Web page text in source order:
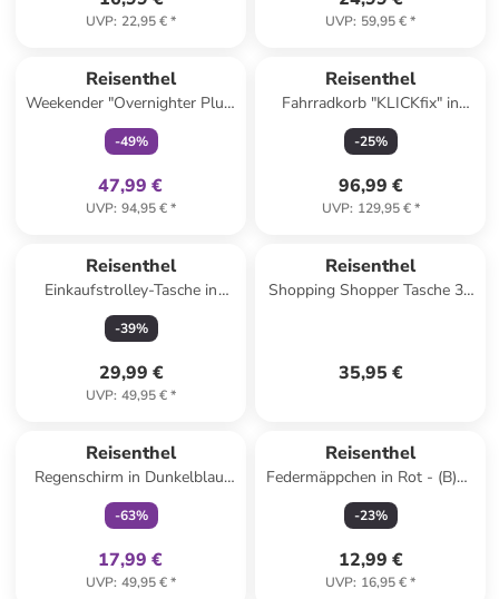
UVP: 22,95 €* UVP: 59,95 €*
Reisenthel
Weekender "Overnighter Plus"
in Blau - (B)70 x (H)38 x (T)29
cm
-49%
47,99 €
UVP: 94,95 €*
Reisenthel
Fahrradkorb "KLICKfix" in
Bunt - (B)45 x (H)40 x (T)40
cm
-25%
96,99 €
UVP: 129,95 €*
Reisenthel
Einkaufstrolley-Tasche in
Schwarz/ Weiß - (B)34 x
(H)60 x (T)24 cm
-39%
29,99 €
UVP: 49,95 €*
Reisenthel
Shopping Shopper Tasche 33
35,95 €
Reisenthel
Regenschirm in Dunkelblau/
Rot
-63%
17,99 €
UVP: 49,95 €*
Reisenthel
Federmäppchen in Rot - (B)21
x (H)10 x (T)7 cm
-23%
12,99 €
UVP: 16,95 €*